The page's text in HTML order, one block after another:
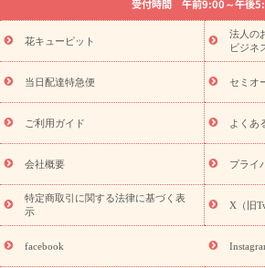
通夜・葬儀に贈る花
ーブドフラワー
季節のイベント
ひま
特集
お盆 花（新盆・初盆） 季節のイ
盆・初盆）
お盆 花（新盆・初盆）
お
フト
お盆・お供え プリザーブドフラワー
レゼント特集
夏の花贈り・お中元・暑
敬老の日におくる花ギフト・プレゼント
花ギフト・プレゼント特集
敬老の日 花
老の日 花鉢植えのギフト・プレゼント特集
フト・プレゼント特集
敬老の日の花 全
ペーン
映画『ウォーターガーディアンズ
「きょう誕生日なんです」キャンペーン
誕生日フラワーギフト 誕生日フラワーギ
受付時間 午前9:00～午後
花キューピット
法人の
ビジネ
当日配達特急便 セミオ
ご利用ガイド よくあ
会社概要 プライ
特定商取引に関する法律に基づく表
示
X（旧
facebook